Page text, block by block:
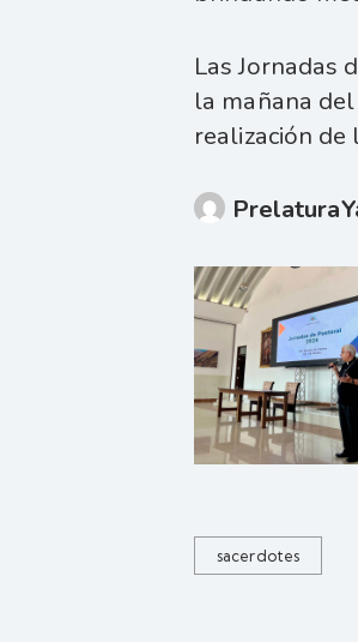
Las Jornadas
la mañana
realización
sacerdotes